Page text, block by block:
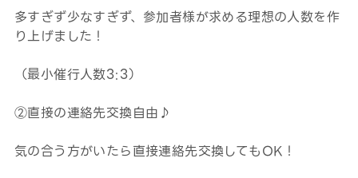
多すぎず少なすぎず、参加者様が求める理想の人数を作
り上げました！
（最小催行人数3:3）
②直接の連絡先交換自由♪
気の合う方がいたら直接連絡先交換してもOK！